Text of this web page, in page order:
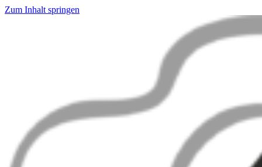
Zum Inhalt springen